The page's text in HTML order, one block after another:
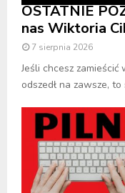
OSTATNIE
nas Wiktoria
7 sierpnia 2026
Jeśli chcesz
odszedł na zawsze,